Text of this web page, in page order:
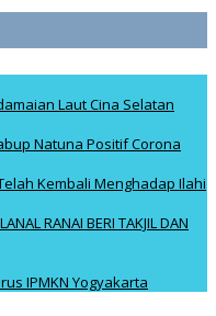
Laut Cina Selatan
Natuna Positif Corona
Kembali Menghadap Ilahi
RANAI BERI TAKJIL DAN
IPMKN Yogyakarta